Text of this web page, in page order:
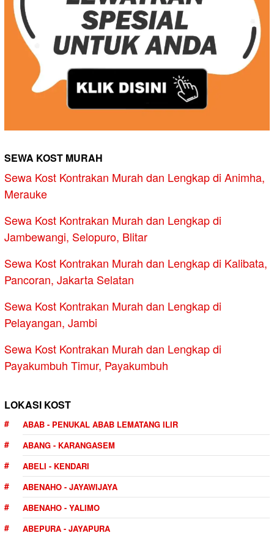
SEWA KOST MURAH
Sewa Kost Kontrakan Murah dan Lengkap di Animha,
Merauke
Sewa Kost Kontrakan Murah dan Lengkap di
Jambewangi, Selopuro, Blitar
Sewa Kost Kontrakan Murah dan Lengkap di Kalibata,
Pancoran, Jakarta Selatan
Sewa Kost Kontrakan Murah dan Lengkap di
Pelayangan, Jambi
Sewa Kost Kontrakan Murah dan Lengkap di
Payakumbuh Timur, Payakumbuh
LOKASI KOST
ABAB - PENUKAL ABAB LEMATANG ILIR
ABANG - KARANGASEM
ABELI - KENDARI
ABENAHO - JAYAWIJAYA
ABENAHO - YALIMO
ABEPURA - JAYAPURA